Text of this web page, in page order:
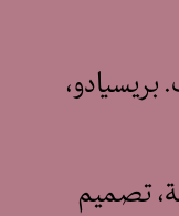
٢٠٠ نسخة، تصميم